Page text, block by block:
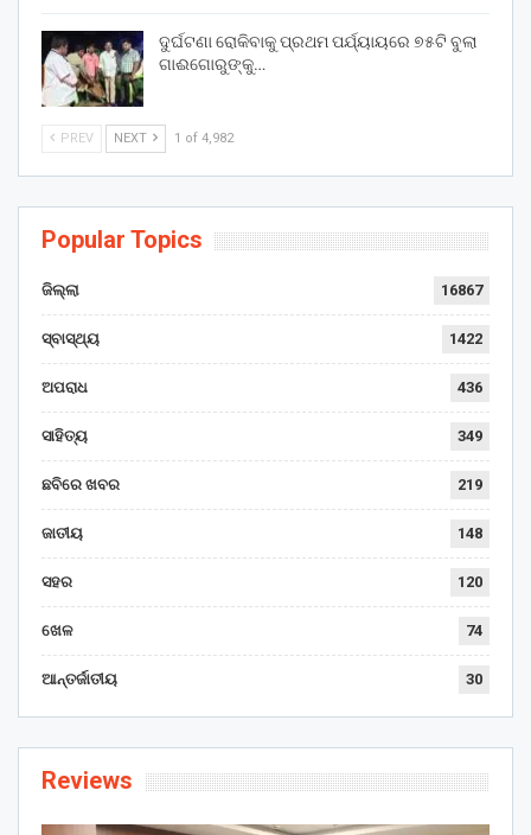
ଦୁର୍ଘଟଣା ରୋକିବାକୁ ପ୍ରଥମ ପର୍ଯ୍ୟାୟରେ ୭୫ଟି ବୁଲା
ଗାଈଗୋରୁଙ୍କୁ…
PREV NEXT 1 of 4,982
Popular Topics
ଜିଲ୍ଲା 16867
ସ୍ବାସ୍ଥ୍ୟ 1422
ଅପରାଧ 436
ସାହିତ୍ୟ 349
ଛବିରେ ଖବର 219
ଜାତୀୟ 148
ସହର 120
ଖେଳ 74
ଆନ୍ତର୍ଜାତୀୟ 30
Reviews